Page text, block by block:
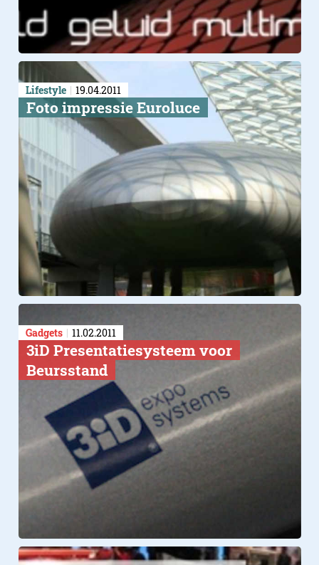
Lifestyle 19.04.2011
Foto impressie Euroluce
Gadgets 11.02.2011
3iD Presentatiesysteem voor
Beursstand